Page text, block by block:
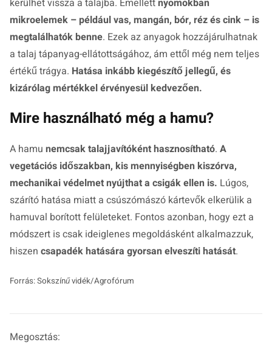
mikroelemek – például vas, mangán, bór, réz és cink – is
megtalálhatók benne. Ezek az anyagok hozzájárulhatnak
a talaj tápanyag-ellátottságához, ám ettől még nem teljes
értékű trágya. Hatása inkább kiegészítő jellegű, és
kizárólag mértékkel érvényesül kedvezően.
Mire használható még a hamu?
A hamu nemcsak talajjavítóként hasznosítható. A
vegetációs időszakban, kis mennyiségben kiszórva,
mechanikai védelmet nyújthat a csigák ellen is. Lúgos,
szárító hatása miatt a csúszómászó kártevők elkerülik a
hamuval borított felületeket. Fontos azonban, hogy ezt a
módszert is csak ideiglenes megoldásként alkalmazzuk,
hiszen csapadék hatására gyorsan elveszíti hatását.
Forrás: Sokszínű vidék/Agrofórum
Megosztás: